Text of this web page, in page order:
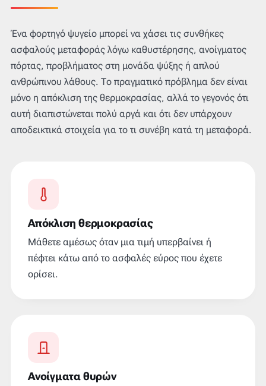
Ένα φορτηγό ψυγείο μπορεί να χάσει τις συνθήκες
ασφαλούς μεταφοράς λόγω καθυστέρησης, ανοίγματος
πόρτας, προβλήματος στη μονάδα ψύξης ή απλού
ανθρώπινου λάθους. Το πραγματικό πρόβλημα δεν είναι
μόνο η απόκλιση της θερμοκρασίας, αλλά το γεγονός ότι
αυτή διαπιστώνεται πολύ αργά και ότι δεν υπάρχουν
αποδεικτικά στοιχεία για το τι συνέβη κατά τη μεταφορά.
Απόκλιση θερμοκρασίας
Μάθετε αμέσως όταν μια τιμή υπερβαίνει ή
πέφτει κάτω από το ασφαλές εύρος που έχετε
ορίσει.
Ανοίγματα θυρών